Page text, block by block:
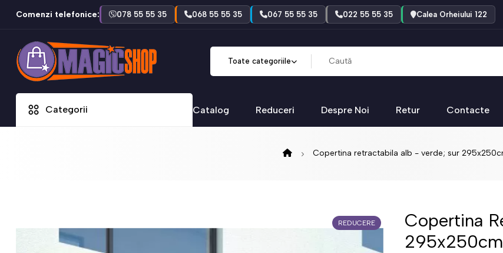
Comenzi telefonice: 078 55 55 35 068 55 55 35 067 55 55 35 022 55 55 35 Calea Orheiului 122
Toate categoriile
Categorii Catalog Reduceri Despre Noi Retur Contacte
Copertina retractabila alb - verde; sur
REDUCERE
Copertina
295x250cm